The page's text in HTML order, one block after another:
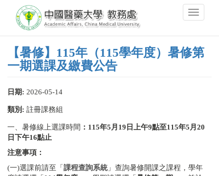
內
Toggle
【暑修】115年（115學年度）暑修第
一期選課及繳費公告
日期: 2026-05-14
類別: 註冊課務組
一、暑修線上選課時間 ： 115年5月19日上午9點至115年5月20
日下午16點止
注意事項：
(一)選課前請至「 課程查詢系統」查詢暑修開課之課程，學年